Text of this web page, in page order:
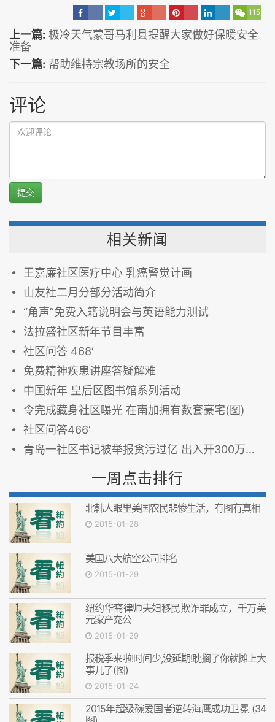
115
上一篇: 极冷天气蒙哥马利县提醒大家做好保暖安全
准备
下一篇: 帮助维持宗教场所的安全
评论
提交
相关新闻
王嘉廉社区医疗中心 乳癌警觉计画
山友社二月分部分活动简介
“角声”免费入籍说明会与英语能力测试
法拉盛社区新年节目丰富
社区问答 468‘
免费精神疾患讲座答疑解难
中国新年 皇后区图书馆系列活动
令完成藏身社区曝光 在南加拥有数套豪宅(图)
社区问答466‘
青岛一社区书记被举报贪污过亿 出入开300万奔驰(图)
一周点击排行
北韩人眼里美国农民悲惨生活，有图有真相
2015-01-28
美国八大航空公司排名
2015-01-29
纽约华裔律师夫妇移民欺诈罪成立，千万美
元家产充公
2015-01-29
报税季来啦!时间少,没延期!耽搁了你就摊上大
事儿了(图)
2015-01-24
2015年超级碗爱国者逆转海鹰成功卫冕 (34